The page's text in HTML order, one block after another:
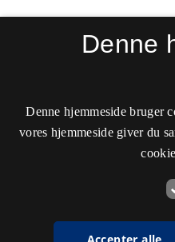
Denne
Denne hjemmeside bruger
vores hjemmeside giver du